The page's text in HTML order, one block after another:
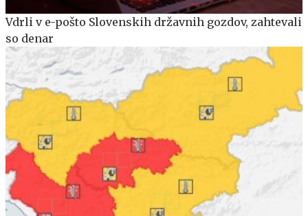
Vdrli v e-pošto Slovenskih državnih gozdov, zahtevali
so denar